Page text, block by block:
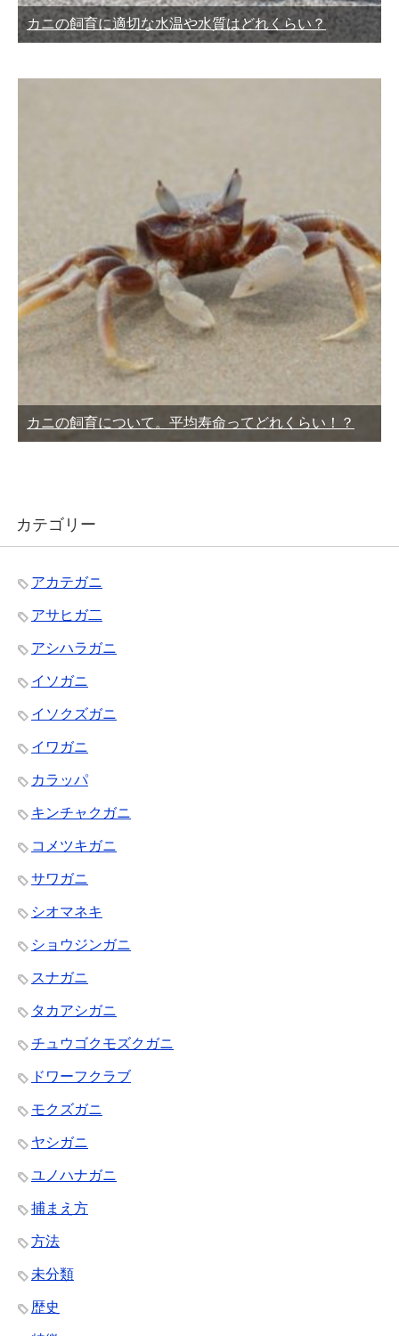
カニの飼育に適切な水温や水質はどれくらい？
カニの飼育について。平均寿命ってどれくらい！？
カテゴリー
アカテガニ
アサヒガ二
アシハラガニ
イソガニ
イソクズガニ
イワガニ
カラッパ
キンチャクガニ
コメツキガニ
サワガニ
シオマネキ
ショウジンガニ
スナガニ
タカアシガニ
チュウゴクモズクガニ
ドワーフクラブ
モクズガニ
ヤシガニ
ユノハナガニ
捕まえ方
方法
未分類
歴史